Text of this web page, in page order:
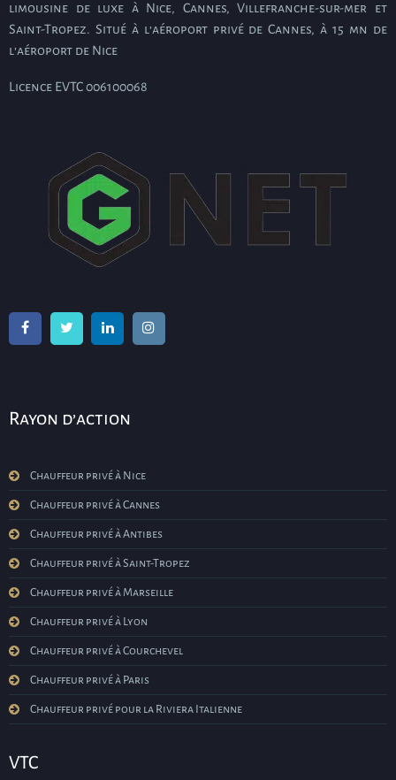
limousine de luxe à Nice, Cannes, Villefranche-sur-mer et
Saint-Tropez. Situé à l’aéroport privé de Cannes, à 15 mn de
l’aéroport de Nice
Licence EVTC 006100068
Rayon d’action
Chauffeur privé à Nice
Chauffeur privé à Cannes
Chauffeur privé à Antibes
Chauffeur privé à Saint-Tropez
Chauffeur privé à Marseille
Chauffeur privé à Lyon
Chauffeur privé à Courchevel
Chauffeur privé à Paris
Chauffeur privé pour la Riviera Italienne
VTC